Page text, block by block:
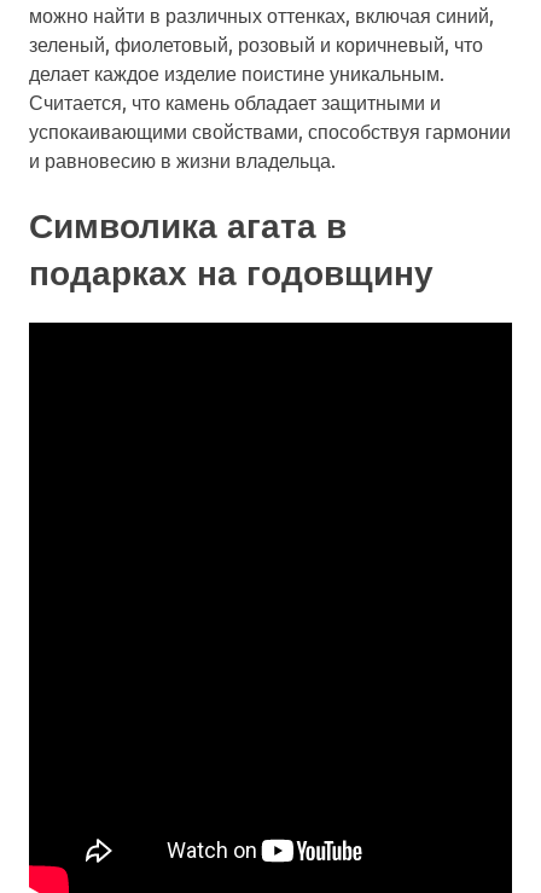
можно найти в различных оттенках, включая синий,
зеленый, фиолетовый, розовый и коричневый, что
делает каждое изделие поистине уникальным.
Считается, что камень обладает защитными и
успокаивающими свойствами, способствуя гармонии
и равновесию в жизни владельца.
Символика агата в
подарках на годовщину